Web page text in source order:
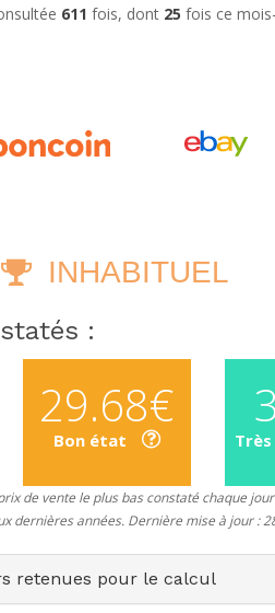
611 fois, dont 25 fois ce
INHABITUEL
:
29.68€
Bon état
de vente le plus bas constaté chaque
dernières années. Dernière mise à jour :
retenues pour le calcul